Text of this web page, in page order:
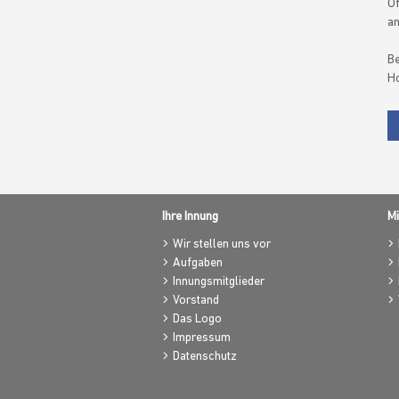
Ihre Innung
Wir stellen uns vor
Aufgaben
Innungsmitglieder
Vorstand
Das Logo
Impressum
Datenschutz